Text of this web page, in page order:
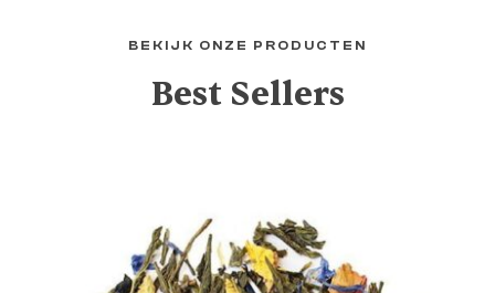
BEKIJK ONZE PRODUCTEN
Best Sellers